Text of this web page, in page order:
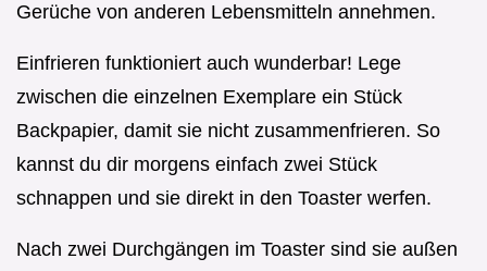
Gerüche von anderen Lebensmitteln annehmen.
Einfrieren funktioniert auch wunderbar! Lege
zwischen die einzelnen Exemplare ein Stück
Backpapier, damit sie nicht zusammenfrieren. So
kannst du dir morgens einfach zwei Stück
schnappen und sie direkt in den Toaster werfen.
Nach zwei Durchgängen im Toaster sind sie außen